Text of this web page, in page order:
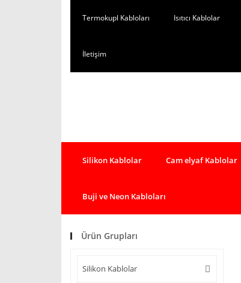
Termokupl Kabloları Isıtıcı Kablolar
İletişim
Silikon Kablolar Cam elyaf Kablolar
Buji ve Neon Kabloları
Ürün Grupları
Silikon Kablolar